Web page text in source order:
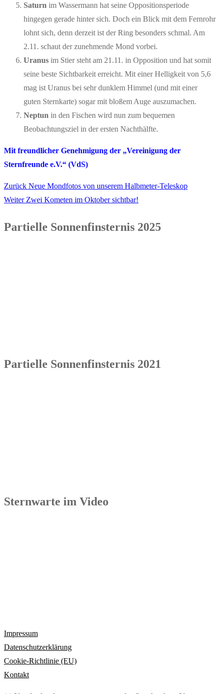
Saturn im Wassermann hat seine Oppositionsperiode
hingegen gerade hinter sich. Doch ein Blick mit dem Fernrohr
lohnt sich, denn derzeit ist der Ring besonders schmal. Am
2.11. schaut der zunehmende Mond vorbei.
Uranus im Stier steht am 21.11. in Opposition und hat somit
seine beste Sichtbarkeit erreicht. Mit einer Helligkeit von 5,6
mag ist Uranus bei sehr dunklem Himmel (und mit einer
guten Sternkarte) sogar mit bloßem Auge auszumachen.
Neptun in den Fischen wird nun zum bequemen
Beobachtungsziel in der ersten Nachthälfte.
Mit freundlicher Genehmigung der „Vereinigung der
Sternfreunde e.V.“ (VdS)
Beitragsnavigation
Zurück Vorheriger
Beitrag:
Neue Mondfotos von unserem Halbmeter-Teleskop
Weiter Nächster
Zwei Kometen im Oktober sichtbar!
Partielle Sonnenfinsternis 2025
Partielle Sonnenfinsternis 2021
Sternwarte im Video
Impressum
Datenschutzerklärung
Cookie-Richtlinie (EU)
Kontakt